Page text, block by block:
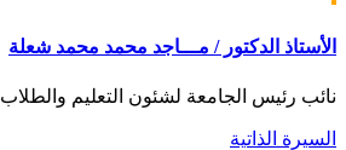
الأستاذ الدكتور / مـــاجد محمد محمد شعلة
نائب رئيس الجامعة لشئون التعليم والطلاب
السيرة الذاتية